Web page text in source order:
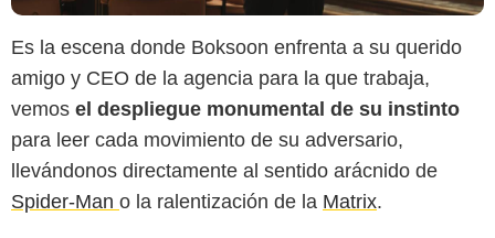
Es la escena donde Boksoon enfrenta a su querido
amigo y CEO de la agencia para la que trabaja,
vemos el despliegue monumental de su instinto
para leer cada movimiento de su adversario,
llevándonos directamente al sentido arácnido de
Spider-Man o la ralentización de la Matrix.